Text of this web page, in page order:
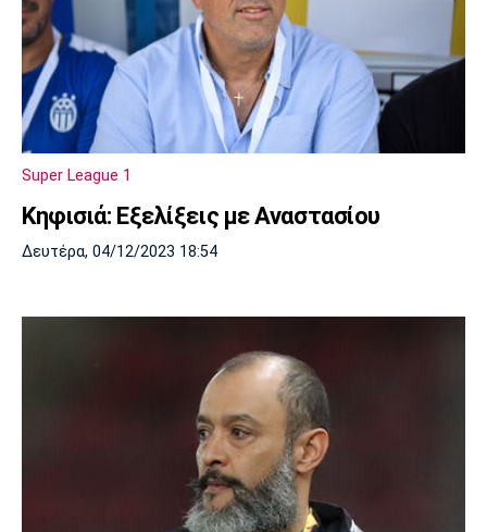
Super League 1
Κηφισιά: Εξελίξεις με Αναστασίου
Δευτέρα, 04/12/2023 18:54